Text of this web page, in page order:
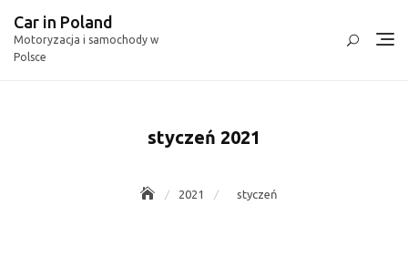
content
Car in Poland
Motoryzacja i samochody w
Polsce
styczeń 2021
2021 styczeń